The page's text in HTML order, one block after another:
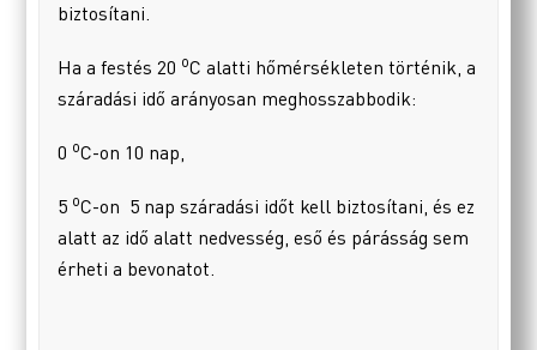
biztosítani.
Ha a festés 20 oC alatti hőmérsékleten történik, a
száradási idő arányosan meghosszabbodik:
0 oC-on 10 nap,
5 oC-on 5 nap száradási időt kell biztosítani, és ez
alatt az idő alatt nedvesség, eső és párásság sem
érheti a bevonatot.